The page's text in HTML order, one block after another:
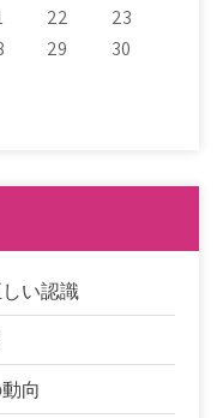
22
23
29
30
い認識
向